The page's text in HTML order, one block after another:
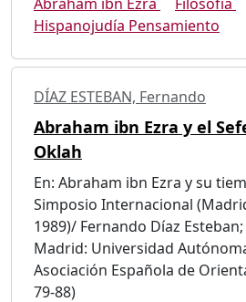
Hispanojudía Pensamiento
DÍAZ ESTEBAN, Fernando
Abraham ibn Ezra y el
Oklah
En: Abraham ibn Ezra y su
Simposio Internacional
1989)/ Fernando Díaz Esteban;
Madrid: Universidad
Asociación Española de
79-88)